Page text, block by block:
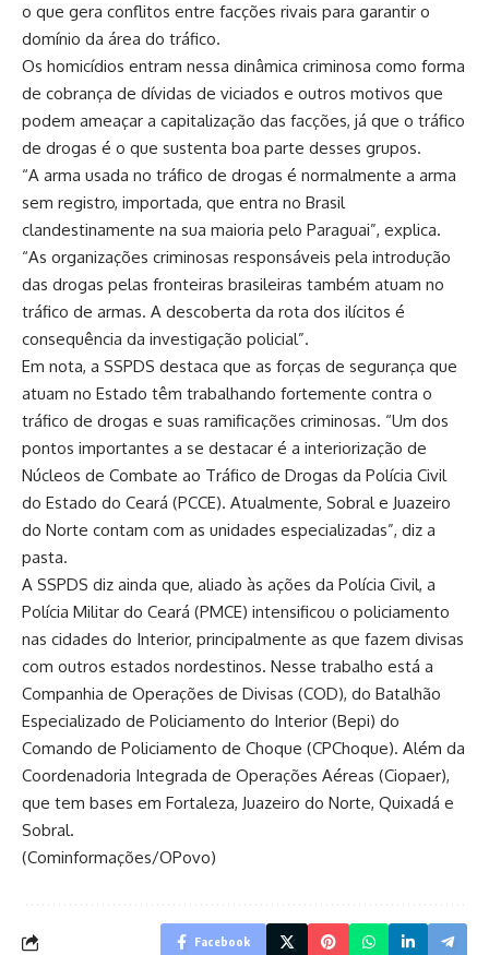
o que gera conflitos entre facções rivais para garantir o
domínio da área do tráfico.
Os homicídios entram nessa dinâmica criminosa como forma
de cobrança de dívidas de viciados e outros motivos que
podem ameaçar a capitalização das facções, já que o tráfico
de drogas é o que sustenta boa parte desses grupos.
“A arma usada no tráfico de drogas é normalmente a arma
sem registro, importada, que entra no Brasil
clandestinamente na sua maioria pelo Paraguai”, explica.
“As organizações criminosas responsáveis pela introdução
das drogas pelas fronteiras brasileiras também atuam no
tráfico de armas. A descoberta da rota dos ilícitos é
consequência da investigação policial”.
Em nota, a SSPDS destaca que as forças de segurança que
atuam no Estado têm trabalhando fortemente contra o
tráfico de drogas e suas ramificações criminosas. “Um dos
pontos importantes a se destacar é a interiorização de
Núcleos de Combate ao Tráfico de Drogas da Polícia Civil
do Estado do Ceará (PCCE). Atualmente, Sobral e Juazeiro
do Norte contam com as unidades especializadas”, diz a
pasta.
A SSPDS diz ainda que, aliado às ações da Polícia Civil, a
Polícia Militar do Ceará (PMCE) intensificou o policiamento
nas cidades do Interior, principalmente as que fazem divisas
com outros estados nordestinos. Nesse trabalho está a
Companhia de Operações de Divisas (COD), do Batalhão
Especializado de Policiamento do Interior (Bepi) do
Comando de Policiamento de Choque (CPChoque). Além da
Coordenadoria Integrada de Operações Aéreas (Ciopaer),
que tem bases em Fortaleza, Juazeiro do Norte, Quixadá e
Sobral.
(Cominformações/OPovo)
Facebook